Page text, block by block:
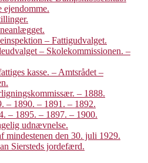
– Fattigudvalget.
– Skolekommissionen. –
kasse. – Amtsrådet –
– 1888.
– 1890. – 1891. – 1892.
– 1895. – 1897. – 1900.
udnævnelse.
mindestenen den 30. juli 1929.
Siersteds jordefærd.